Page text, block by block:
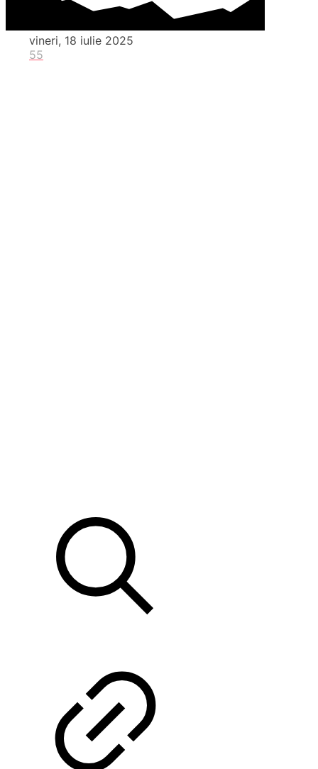
vineri, 18 iulie 2025
55